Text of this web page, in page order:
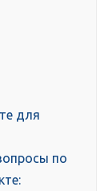
для
по